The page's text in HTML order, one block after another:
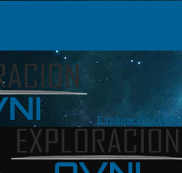
Exploración OVNI